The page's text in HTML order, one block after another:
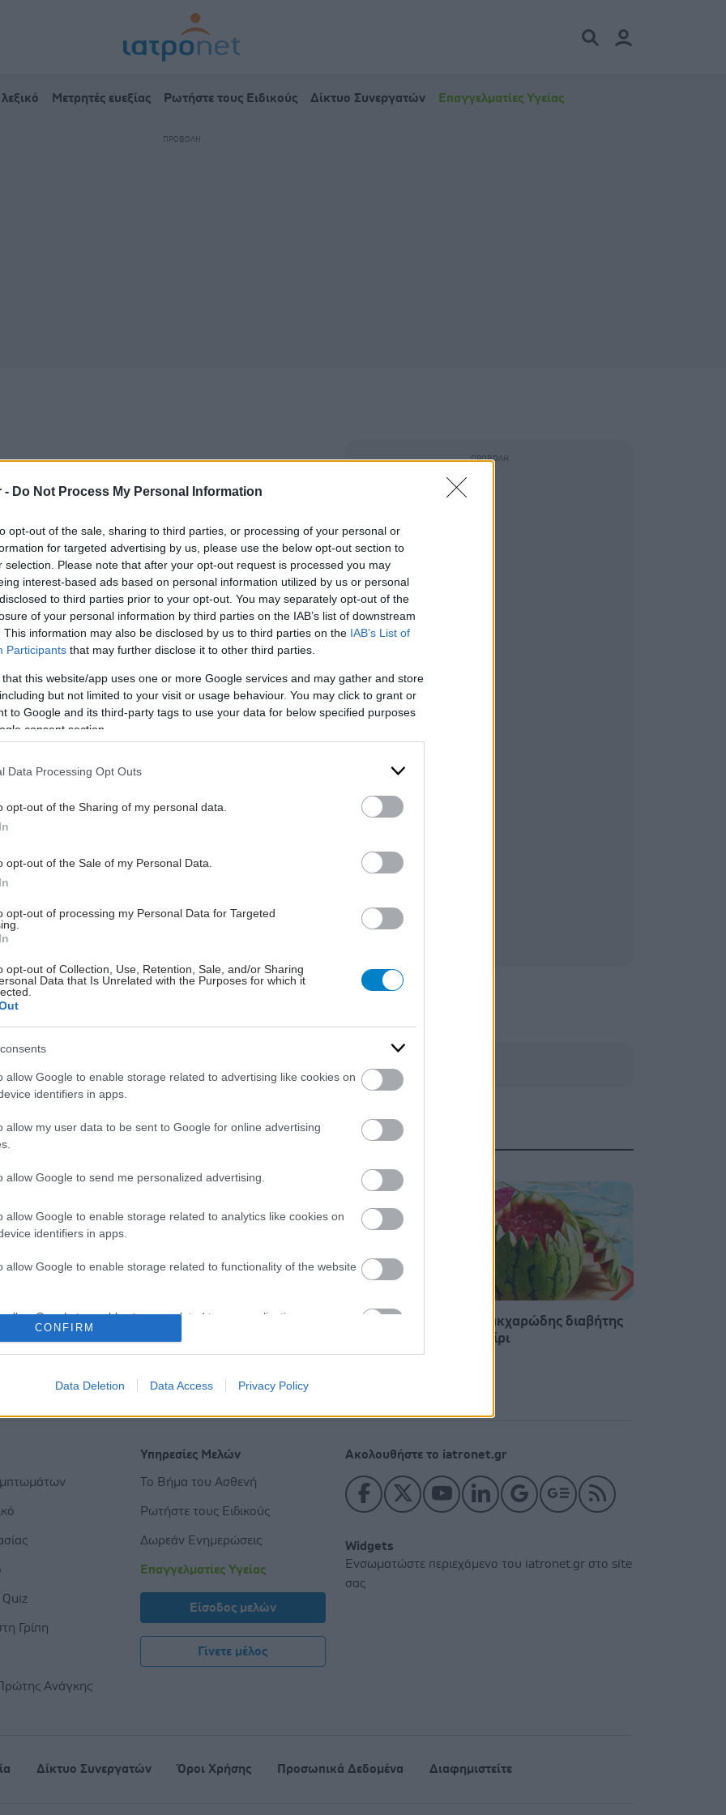
- Do Not Process My Personal Information
opt-out of the sale, sharing to third parties, or processing of your personal or
for targeted advertising by us, please use the below opt-out section to
selection. Please note that after your opt-out request is processed you may
interest-based ads based on personal information utilized by us or personal
to third parties prior to your opt-out. You may separately opt-out of the
of your personal information by third parties on the IAB’s list of downstream
This information may also be disclosed by us to third parties on the IAB’s List of
Participants that may further disclose it to other third parties.
that this website/app uses one or more Google services and may gather and store
but not limited to your visit or usage behaviour. You may click to grant or
to Google and its third-party tags to use your data for below specified purposes
consent section.
Data Processing Opt Outs
opt-out of the Sharing of my personal data.
opt-out of the Sale of my Personal Data.
opt-out of processing my Personal Data for Targeted
opt-out of Collection, Use, Retention, Sale, and/or Sharing
Data that Is Unrelated with the Purposes for which it
allow Google to enable storage related to advertising like cookies on
identifiers in apps.
allow my user data to be sent to Google for online advertising
allow Google to send me personalized advertising.
allow Google to enable storage related to analytics like cookies on
identifiers in apps.
allow Google to enable storage related to functionality of the website
allow Google to enable storage related to personalization.
allow Google to enable storage related to security, including
CONFIRM
Data Deletion Data Access Privacy Policy
λεξικό Μετρητές ευεξίας Ρωτήστε τους Ειδικούς Δίκτυο Συνεργατών Επαγγελματίες Υγείας
για την
Σημαντική απώλεια
με μία ένεση Mazdutide
Φρούτα, σακχαρώδης διαβήτης
και καλοκαίρι
Ακολουθήστε το iatronet.gr
Widgets
Ενσωματώστε περιεχόμενο του iatronet.gr στο site
σας
Quiz
Γρίπη
Ανάγκης
Υπηρεσίες Μελών
Το Βήμα του Ασθενή
Ρωτήστε τους Ειδικούς
Δωρεάν Ενημερώσεις
Επαγγελματίες Υγείας
Είσοδος μελών
Γίνετε μέλος
Δίκτυο Συνεργατών Όροι Χρήσης Προσωπικά Δεδομένα Διαφημιστείτε